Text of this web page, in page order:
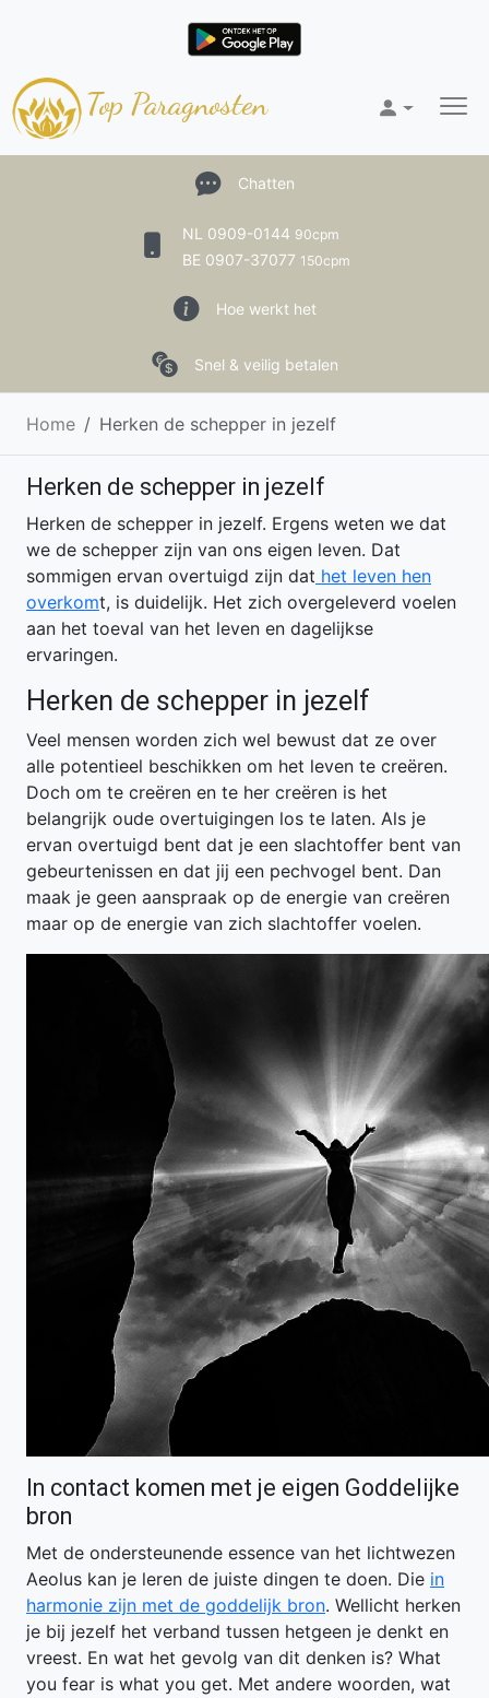
Top Paragnosten
Chatten
NL 0909-0144 90cpm
BE 0907-37077 150cpm
Hoe werkt het
Snel & veilig betalen
Home Herken de schepper in jezelf
Herken de schepper in jezelf
Herken de schepper in jezelf. Ergens weten we dat
we de schepper zijn van ons eigen leven. Dat
sommigen ervan overtuigd zijn dat het leven hen
overkomt, is duidelijk. Het zich overgeleverd voelen
aan het toeval van het leven en dagelijkse
ervaringen.
Herken de schepper in jezelf
Veel mensen worden zich wel bewust dat ze over
alle potentieel beschikken om het leven te creëren.
Doch om te creëren en te her creëren is het
belangrijk oude overtuigingen los te laten. Als je
ervan overtuigd bent dat je een slachtoffer bent van
gebeurtenissen en dat jij een pechvogel bent. Dan
maak je geen aanspraak op de energie van creëren
maar op de energie van zich slachtoffer voelen.
In contact komen met je eigen Goddelijke
bron
Met de ondersteunende essence van het lichtwezen
Aeolus kan je leren de juiste dingen te doen. Die in
harmonie zijn met de goddelijk bron. Wellicht herken
je bij jezelf het verband tussen hetgeen je denkt en
vreest. En wat het gevolg van dit denken is? What
you fear is what you get. Met andere woorden, wat